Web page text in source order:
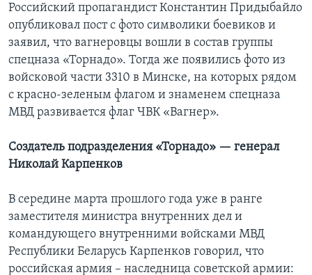
Российский пропагандист Константин Придыбайло
опубликовал пост с фото символики боевиков и
заявил, что вагнеровцы вошли в состав группы
спецназа «Торнадо». Тогда же появились фото из
войсковой части 3310 в Минске, на которых рядом
с красно-зеленым флагом и знаменем спецназа
МВД развивается флаг ЧВК «Вагнер».
Создатель подразделения «Торнадо» — генерал
Николай Карпенков
В середине марта прошлого года уже в ранге
заместителя министра внутренних дел и
командующего внутренними войсками МВД
Республики Беларусь Карпенков говорил, что
российская армия – наследница советской армии: